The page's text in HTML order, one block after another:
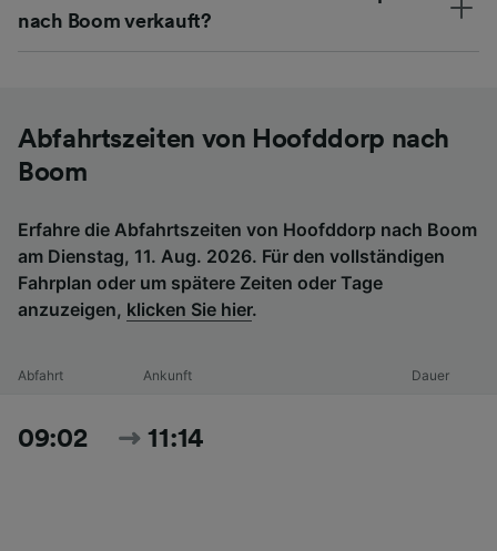
nach Boom verkauft?
Abfahrtszeiten von Hoofddorp nach
Boom
Erfahre die Abfahrtszeiten von Hoofddorp nach Boom
am Dienstag, 11. Aug. 2026. Für den vollständigen
Fahrplan oder um spätere Zeiten oder Tage
anzuzeigen, klicken Sie hier.
Abfahrt Ankunft Dauer
09:02 11:14